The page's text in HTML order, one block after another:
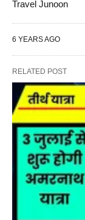
Travel Junoon
6 YEARS AGO
RELATED POST